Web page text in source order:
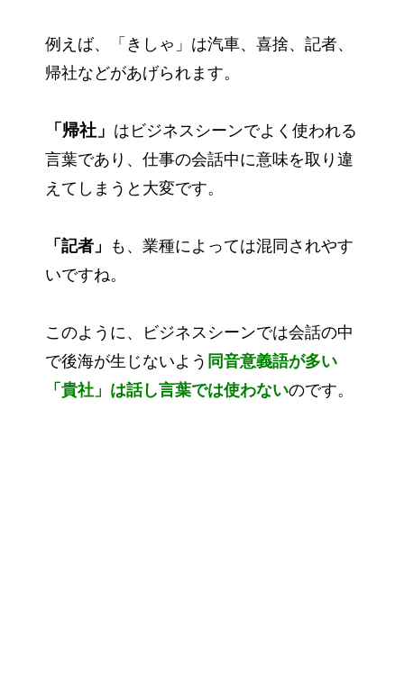
例えば、「きしゃ」は汽車、喜捨、記者、
帰社などがあげられます。
「帰社」 はビジネスシーンでよく使われる
言葉であり、仕事の会話中に意味を取り違
えてしまうと大変です。
「記者」
も、業種によっては混同されやす
いですね。
このように、ビジネスシーンでは会話の中
で後海が生じないよう 同音意義語が多い
「貴社」は話し言葉では使わないのです。